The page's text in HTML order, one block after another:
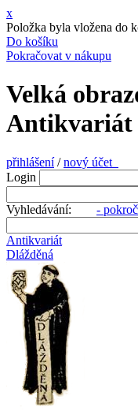
x
Položka byla vložena do
Do košíku
Pokračovat v nákupu
Velká
Antikvariát
přihlášení/nový účet
Login
Vyhledávání: -
Antikvariát
Dlážděná